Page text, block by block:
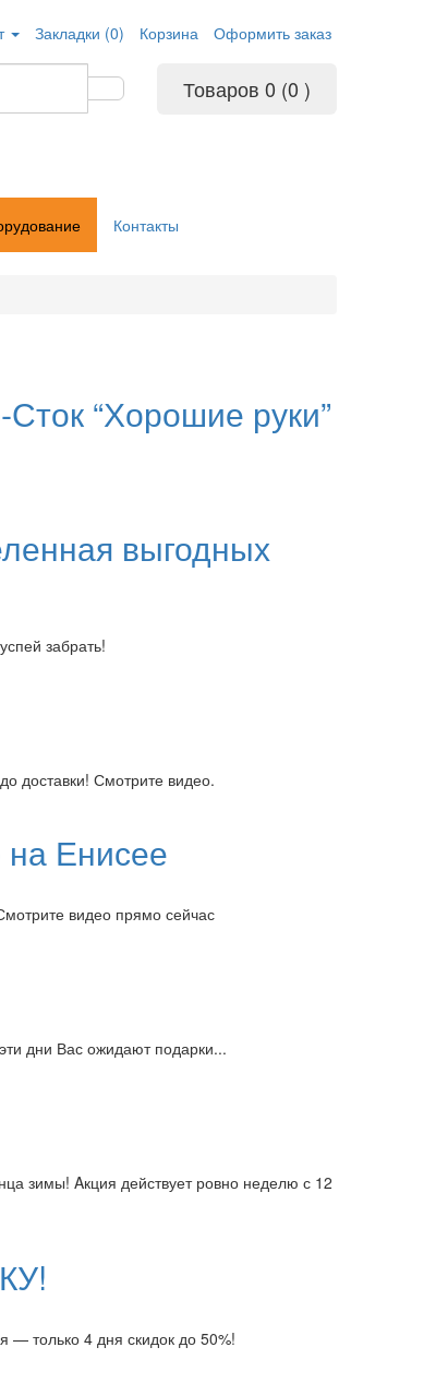
Закладки (0) Корзина Оформить заказ
Товаров 0 (0 )
Контакты
“Хорошие руки”
выгодных
забрать!
доставки! Смотрите видео.
Енисее
видео прямо сейчас
дни Вас ожидают подарки...
зимы! Aкция действует ровно неделю с 12
только 4 дня скидок до 50%!